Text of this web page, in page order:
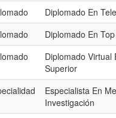
Diplomado En
Diplomado En
Diplomado Virtual
Superior
Especialista En
Investigación